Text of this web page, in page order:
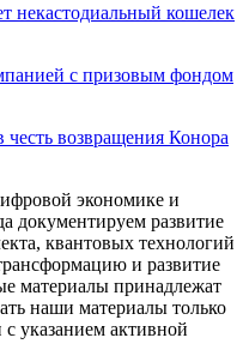
некастодиальный кошелек
с призовым фондом
возвращения Конора
экономике и
документируем развитие
квантовых технологий
и развитие
материалы принадлежат
наши материалы только
с указанием активной